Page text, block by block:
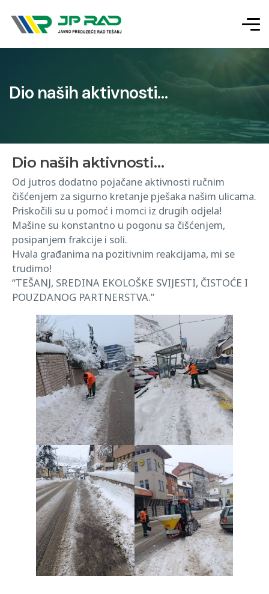
Dio naših aktivnosti…
Dio naših aktivnosti…
Od jutros dodatno pojačane aktivnosti ručnim
čišćenjem za sigurno kretanje pješaka našim ulicama.
Priskočili su u pomoć i momci iz drugih odjela!
Mašine su konstantno u pogonu sa čišćenjem,
posipanjem frakcije i soli.
Hvala građanima na pozitivnim reakcijama, mi se
trudimo!
“TEŠANJ, SREDINA EKOLOŠKE SVIJESTI, ČISTOĆE I
POUZDANOG PARTNERSTVA.”